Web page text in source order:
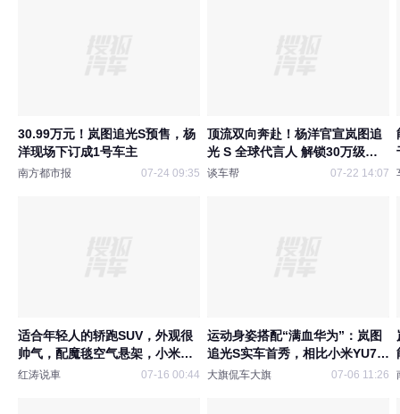
30.99万元！岚图追光S预售，杨
洋现场下订成1号车主
南方都市报 07-24 09:35
顶流双向奔赴！杨洋官宣岚图追
光 S 全球代言人 解锁30万级满
配 FUV
谈车帮 07-22 14:07
适合年轻人的轿跑SUV，外观很
帅气，配魔毯空气悬架，小米
YU7同级
红涛说車 07-16 00:44
运动身姿搭配“满血华为”：岚图
追光S实车首秀，相比小米YU7强
在哪？
大旗侃车大旗 07-06 11:26